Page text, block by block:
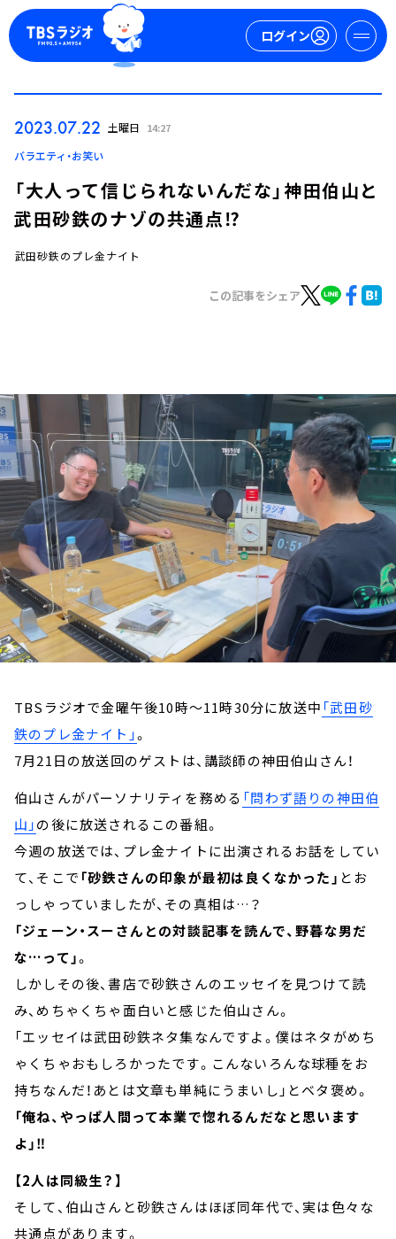
ログイン
ログイン
お知らせ
イベント・グッズ
YouTube
会社情報
2023.07.22 土曜日 14:27
バラエティ・お笑い
「大人って信じられないんだな」神田伯山と
武田砂鉄のナゾの共通点⁉
武田砂鉄のプレ金ナイト
この記事をシェア
TBSラジオで金曜午後10時～11時30分に放送中 「武田砂
鉄のプレ金ナイト」。
7月21日の放送回のゲストは、講談師の神田伯山さん！
伯山さんがパーソナリティを務める 「問わず語りの神田伯
山」の後に放送されるこの番組。
今週の放送では、プレ金ナイトに出演されるお話をしてい
て、そこで 「砂鉄さんの印象が最初は良くなかった」 とお
っしゃっていましたが、その真相は…？
「ジェーン・スーさんとの対談記事を読んで、野暮な男だ
な…って」。
しかしその後、書店で砂鉄さんのエッセイを見つけて読
み、めちゃくちゃ面白いと感じた伯山さん。
「エッセイは武田砂鉄ネタ集なんですよ。僕はネタがめち
ゃくちゃおもしろかったです。こんないろんな球種をお
持ちなんだ！あとは文章も単純にうまいし」とベタ褒め。
「俺ね、やっぱ人間って本業で惚れるんだなと思います
よ」‼
【2人は同級生？】
そして、伯山さんと砂鉄さんはほぼ同年代で、実は色々な
共通点があります。